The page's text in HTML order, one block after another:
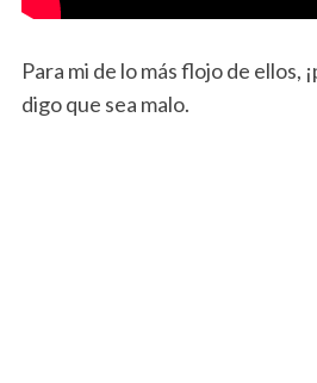
Para mi de lo más flojo de ellos,
digo que sea malo.